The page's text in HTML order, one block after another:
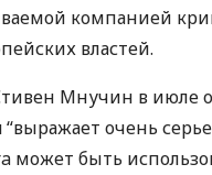
компанией
властей.
Мнучин в июле
очень
может быть